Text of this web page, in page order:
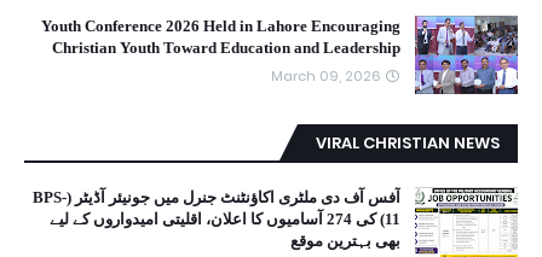
Youth Conference 2026 Held in Lahore Encouraging
Christian Youth Toward Education and Leadership
March 09, 2026
VIRAL CHRISTIAN NEWS
آفس آف دی ملٹری اکاؤنٹنٹ جنرل میں جونیئر آڈیٹر (BPS-
11) کی 274 آسامیوں کا اعلان، اقلیتی امیدواروں کے لیے
بھی بہترین موقع